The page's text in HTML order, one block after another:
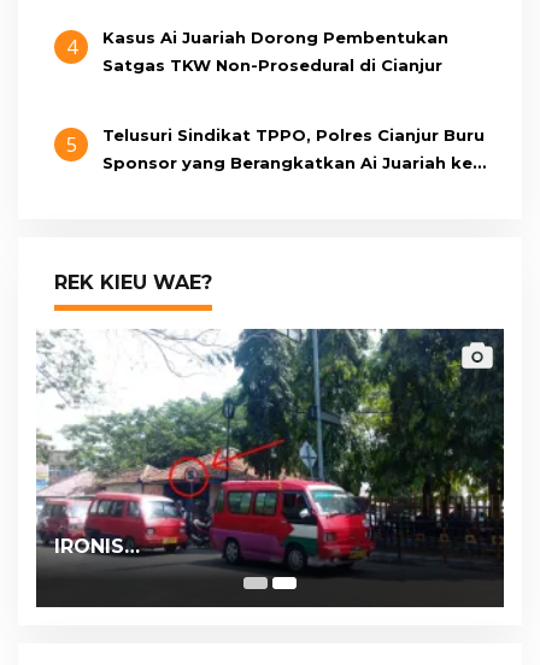
4
Kasus Ai Juariah Dorong Pembentukan
Satgas TKW Non-Prosedural di Cianjur
5
Telusuri Sindikat TPPO, Polres Cianjur Buru
Sponsor yang Berangkatkan Ai Juariah ke
REK KIEU WAE?
IRONIS…